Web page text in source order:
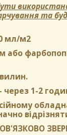
та
мл/м2
або
через 1-2